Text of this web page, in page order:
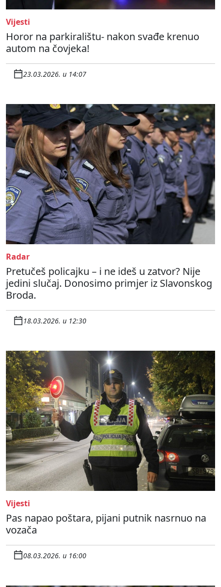
Vijesti
Horor na parkiralištu- nakon svađe krenuo
autom na čovjeka!
23.03.2026. u 14:07
Radar
Pretučeš policajku – i ne ideš u zatvor? Nije
jedini slučaj. Donosimo primjer iz Slavonskog
Broda.
18.03.2026. u 12:30
Vijesti
Pas napao poštara, pijani putnik nasrnuo na
vozača
08.03.2026. u 16:00